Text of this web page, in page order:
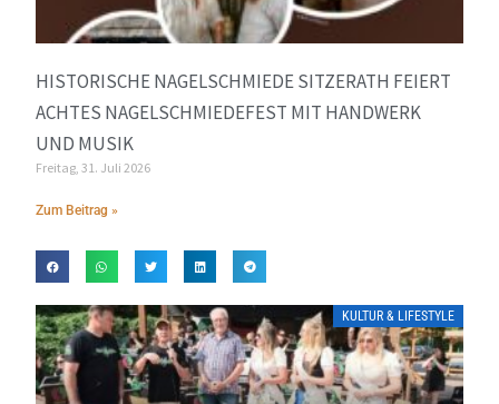
HISTORISCHE NAGELSCHMIEDE SITZERATH FEIERT
ACHTES NAGELSCHMIEDEFEST MIT HANDWERK
UND MUSIK
Freitag, 31. Juli 2026
Zum Beitrag »
KULTUR & LIFESTYLE